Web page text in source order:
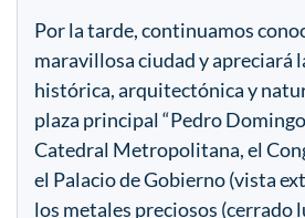
Por la tarde, continuamos
maravillosa ciudad y apreciará
histórica, arquitectónica y
plaza principal “Pedro
Catedral Metropolitana, el
el Palacio de Gobierno (vista
los metales preciosos (cerrado